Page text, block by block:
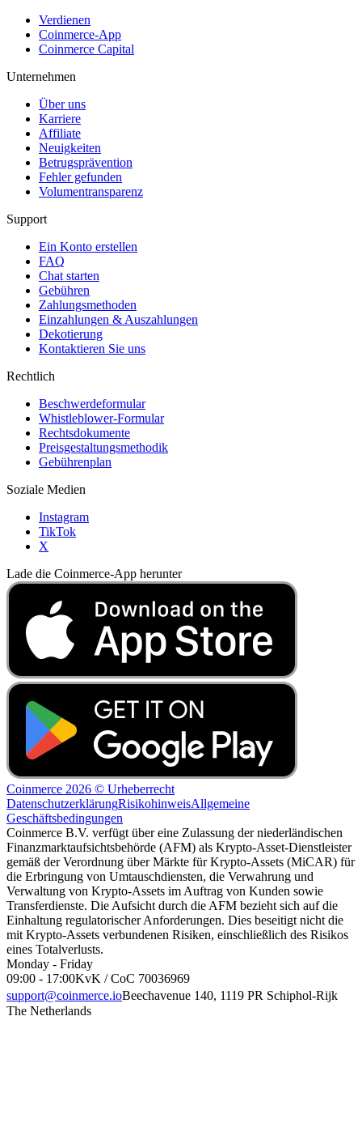
Verdienen
Coinmerce-App
Coinmerce Capital
Unternehmen
Über uns
Karriere
Affiliate
Neuigkeiten
Betrugsprävention
Fehler gefunden
Volumentransparenz
Support
Ein Konto erstellen
FAQ
Chat starten
Gebühren
Zahlungsmethoden
Einzahlungen & Auszahlungen
Dekotierung
Kontaktieren Sie uns
Rechtlich
Beschwerdeformular
Whistleblower-Formular
Rechtsdokumente
Preisgestaltungsmethodik
Gebührenplan
Soziale Medien
Instagram
TikTok
X
Lade die Coinmerce-App herunter
Coinmerce 2026 © Urheberrecht
DatenschutzerklärungRisikohinweisAllgemeine
Geschäftsbedingungen
Coinmerce B.V. verfügt über eine Zulassung der niederländischen
Finanzmarktaufsichtsbehörde (AFM) als Krypto-Asset-Dienstleister
gemäß der Verordnung über Märkte für Krypto-Assets (MiCAR) für
die Erbringung von Umtauschdiensten, die Verwahrung und
Verwaltung von Krypto-Assets im Auftrag von Kunden sowie
Transferdienste. Die Aufsicht durch die AFM bezieht sich auf die
Einhaltung regulatorischer Anforderungen. Dies beseitigt nicht die
mit Krypto-Assets verbundenen Risiken, einschließlich des Risikos
eines Totalverlusts.
Monday - Friday
09:00 - 17:00KvK / CoC 70036969
support@coinmerce.ioBeechavenue 140, 1119 PR Schiphol-Rijk
The Netherlands